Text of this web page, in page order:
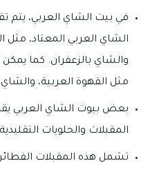
في بيت الشاي العربي، يتم
الشاي العربي المعتاد، مثل
والشاي بالزعفران. كما
مثل القهوة العربية،
بعض بيوت الشاي العربي
المقبلات والحلويات
تشمل هذه المقبلات